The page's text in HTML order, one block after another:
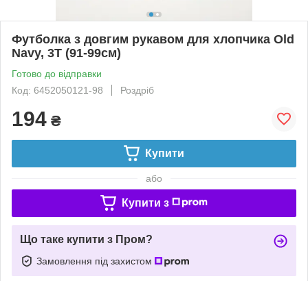
Футболка з довгим рукавом для хлопчика Old
Navy, 3Т (91-99см)
Готово до відправки
Код: 6452050121-98
Роздріб
194 ₴
Купити
або
Купити з
Що таке купити з Пром?
Замовлення під захистом